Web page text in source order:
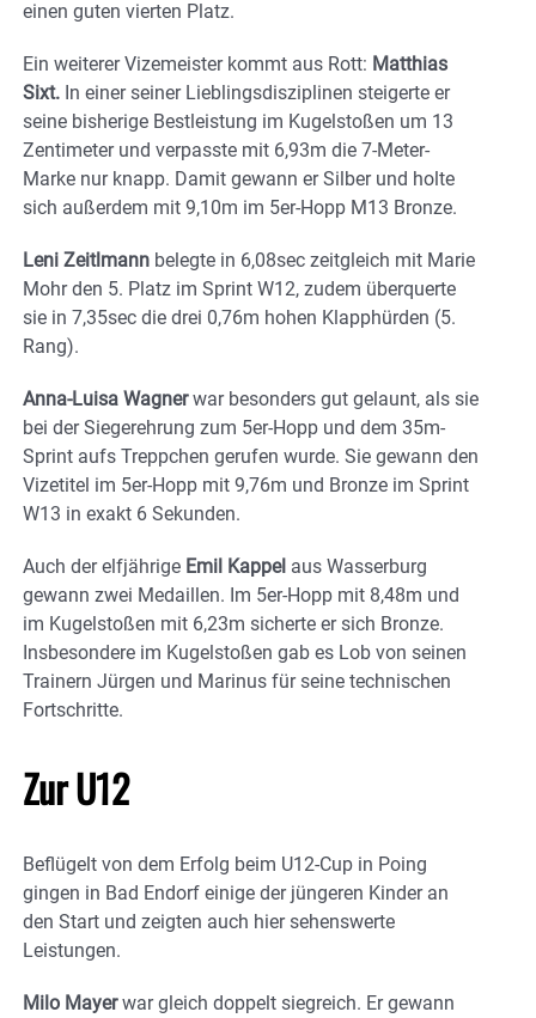
einen guten vierten Platz.
Ein weiterer Vizemeister kommt aus Rott: Matthias
Sixt. In einer seiner Lieblingsdisziplinen steigerte er
seine bisherige Bestleistung im Kugelstoßen um 13
Zentimeter und verpasste mit 6,93m die 7-Meter-
Marke nur knapp. Damit gewann er Silber und holte
sich außerdem mit 9,10m im 5er-Hopp M13 Bronze.
Leni Zeitlmann belegte in 6,08sec zeitgleich mit Marie
Mohr den 5. Platz im Sprint W12, zudem überquerte
sie in 7,35sec die drei 0,76m hohen Klapphürden (5.
Rang).
Anna-Luisa Wagnerwar besonders gut gelaunt, als sie
bei der Siegerehrung zum 5er-Hopp und dem 35m-
Sprint aufs Treppchen gerufen wurde. Sie gewann den
Vizetitel im 5er-Hopp mit 9,76m und Bronze im Sprint
W13 in exakt 6 Sekunden.
Auch der elfjährige Emil Kappel aus Wasserburg
gewann zwei Medaillen. Im 5er-Hopp mit 8,48m und
im Kugelstoßen mit 6,23m sicherte er sich Bronze.
Insbesondere im Kugelstoßen gab es Lob von seinen
Trainern Jürgen und Marinus für seine technischen
Fortschritte.
Zur U12
Beflügelt von dem Erfolg beim U12-Cup in Poing
gingen in Bad Endorf einige der jüngeren Kinder an
den Start und zeigten auch hier sehenswerte
Leistungen.
Milo Mayerwar gleich doppelt siegreich. Er gewann